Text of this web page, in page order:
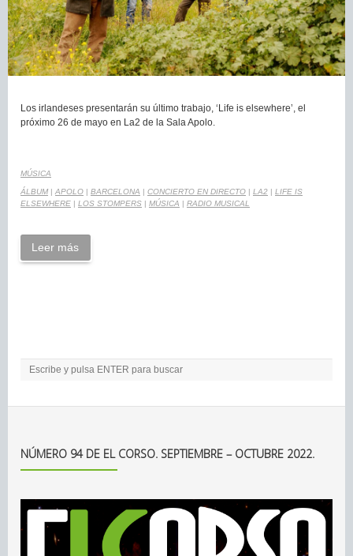
Los irlandeses presentarán su último trabajo, ‘Life is elsewhere’, el
próximo 26 de mayo en La2 de la Sala Apolo.
MÚSICA
ÁLBUM APOLO BARCELONA CONCIERTO EN DIRECTO LA2
LIFE IS
ELSEWHERE
LOS STOMPERS MÚSICA RADIO MUSICAL
Leer más
NÚMERO 94 DE EL CORSO. SEPTIEMBRE – OCTUBRE 2022.